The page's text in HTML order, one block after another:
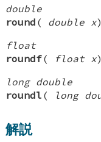
double
round ( double x
float
roundf( float x
long double
roundl ( long
解説